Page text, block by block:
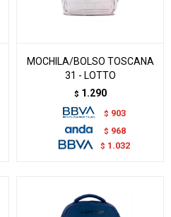
MOCHILA/BOLSO TOSCANA
31 - LOTTO
$ 1.290
$ 903
$ 968
$ 1.032